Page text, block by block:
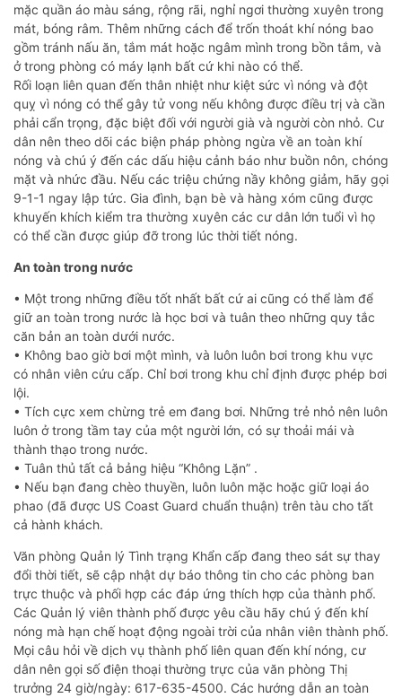
mặc quần áo màu sáng, rộng rãi, nghỉ ngơi thường xuyên trong
mát, bóng râm. Thêm những cách để trốn thoát khí nóng bao
gồm tránh nấu ăn, tắm mát hoặc ngâm mình trong bồn tắm, và
ở trong phòng có máy lạnh bất cứ khi nào có thể.
Rối loạn liên quan đến thân nhiệt như kiệt sức vì nóng và đột
quỵ vì nóng có thể gây tử vong nếu không được điều trị và cần
phải cẩn trọng, đặc biệt đối với người già và người còn nhỏ. Cư
dân nên theo dõi các biện pháp phòng ngừa về an toàn khí
nóng và chú ý đến các dấu hiệu cảnh báo như buồn nôn, chóng
mặt và nhức đầu. Nếu các triệu chứng nầy không giảm, hãy gọi
9-1-1 ngay lập tức. Gia đình, bạn bè và hàng xóm cũng được
khuyến khích kiểm tra thường xuyên các cư dân lớn tuổi vì họ
có thể cần được giúp đỡ trong lúc thời tiết nóng.
An toàn trong nước
• Một trong những điều tốt nhất bất cứ ai cũng có thể làm để
giữ an toàn trong nước là học bơi và tuân theo những quy tắc
căn bản an toàn dưới nước.
• Không bao giờ bơi một mình, và luôn luôn bơi trong khu vực
có nhân viên cứu cấp. Chỉ bơi trong khu chỉ định được phép bơi
lội.
• Tích cực xem chừng trẻ em đang bơi. Những trẻ nhỏ nên luôn
luôn ở trong tầm tay của một người lớn, có sự thoải mái và
thành thạo trong nước.
• Tuân thủ tất cả bảng hiệu “Không Lặn” .
• Nếu bạn đang chèo thuyền, luôn luôn mặc hoặc giữ loại áo
phao (đã được US Coast Guard chuẩn thuận) trên tàu cho tất
cả hành khách.
Văn phòng Quản lý Tình trạng Khẩn cấp đang theo sát sự thay
đổi thời tiết, sẽ cập nhật dự báo thông tin cho các phòng ban
trực thuộc và phối hợp các đáp ứng thích hợp của thành phố.
Các Quản lý viên thành phố được yêu cầu hãy chú ý đến khí
nóng mà hạn chế hoạt động ngoài trời của nhân viên thành phố.
Mọi câu hỏi về dịch vụ thành phố liên quan đến khí nóng, cư
dân nên gọi số điện thoại thường trực của văn phòng Thị
trưởng 24 giờ/ngày: 617-635-4500. Các hướng dẫn an toàn